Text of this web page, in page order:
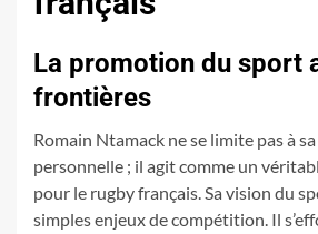
La promotion du sport
frontières
Romain Ntamack ne se limite pas à
personnelle ; il agit comme un
pour le rugby français. Sa vision du
simples enjeux de compétition. Il